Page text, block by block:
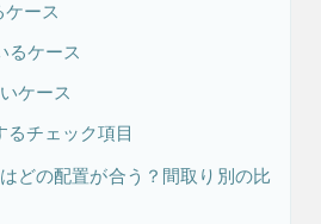
ケース
るケース
ケース
るチェック項目
どの配置が合う？間取り別の比
リフォーム・
リノベーション